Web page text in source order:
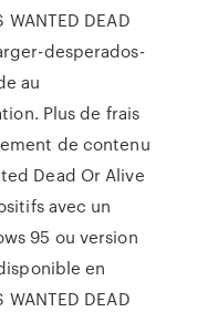
WANTED DEAD
desperados-
au
Plus de frais
de contenu
Dead Or Alive
avec un
95 ou version
en
WANTED DEAD